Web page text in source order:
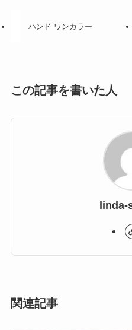
ハンド ワンカラー
この記事を書いた人
linda-
関連記事